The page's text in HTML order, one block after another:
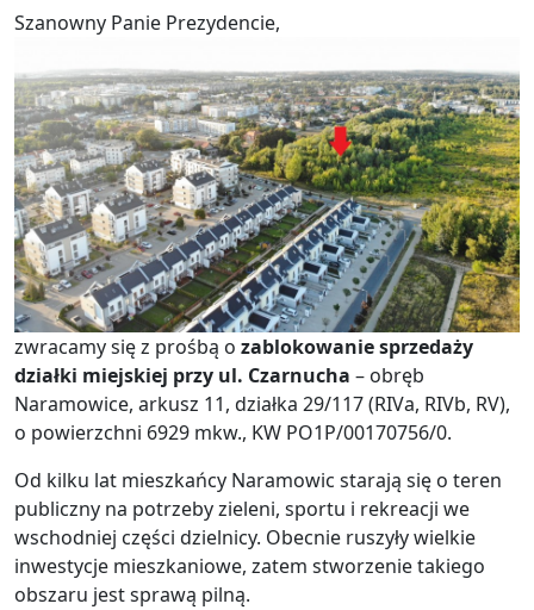
Szanowny Panie Prezydencie,
zwracamy się z prośbą o zablokowanie sprzedaży
działki miejskiej przy ul. Czarnucha – obręb
Naramowice, arkusz 11, działka 29/117 (RIVa, RIVb, RV),
o powierzchni 6929 mkw., KW PO1P/00170756/0.
Od kilku lat mieszkańcy Naramowic starają się o teren
publiczny na potrzeby zieleni, sportu i rekreacji we
wschodniej części dzielnicy. Obecnie ruszyły wielkie
inwestycje mieszkaniowe, zatem stworzenie takiego
obszaru jest sprawą pilną.